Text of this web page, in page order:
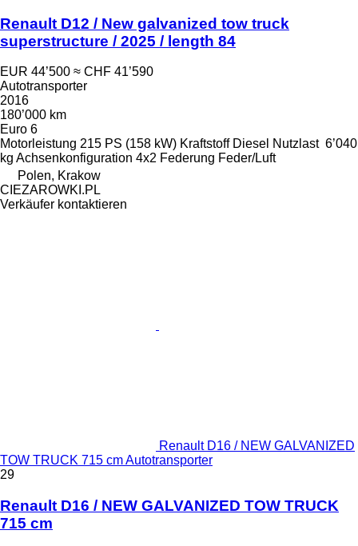
Renault D12 / New galvanized tow truck
superstructure / 2025 / length 84
EUR 44’500 ≈ CHF 41’590
Autotransporter
2016
180’000 km
Euro 6
Motorleistung 215 PS (158 kW) Kraftstoff Diesel Nutzlast 6’040
kg Achsenkonfiguration 4x2 Federung Feder/Luft
Polen, Krakow
CIEZAROWKI.PL
Verkäufer kontaktieren
Renault D16 / NEW GALVANIZED
TOW TRUCK 715 cm Autotransporter
29
Renault D16 / NEW GALVANIZED TOW TRUCK
715 cm